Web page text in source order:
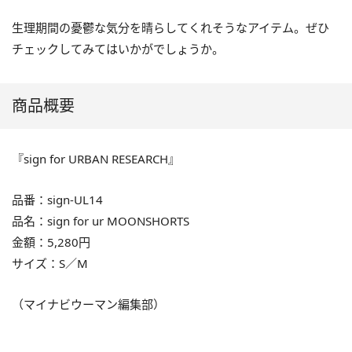
生理期間の憂鬱な気分を晴らしてくれそうなアイテム。ぜひ
チェックしてみてはいかがでしょうか。
商品概要
『sign for URBAN RESEARCH』
品番：sign-UL14
品名：sign for ur MOONSHORTS
金額：5,280円
サイズ：S／M
（マイナビウーマン編集部）